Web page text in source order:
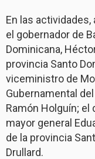
En las
el gobernador de
Dominicana,
provincia Santo
viceministro de
Gubernamental
Ramón Holguín; el
mayor general
de la provincia
Drullard.